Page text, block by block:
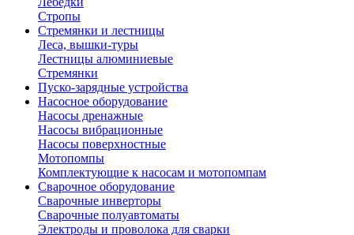
Стропы
Стремянки и лестницы
Леса, вышки-туры
Лестницы алюминиевые
Стремянки
Пуско-зарядные устройства
Насосное оборудование
Насосы дренажные
Насосы вибрационные
Насосы поверхностные
Мотопомпы
Комплектующие к насосам и мотопомпам
Сварочное оборудование
Сварочные инверторы
Сварочные полуавтоматы
Электроды и проволока для сварки